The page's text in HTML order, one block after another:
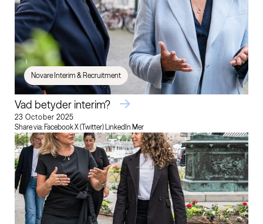
Novare Interim & Recruitment
Vad betyder interim?
23 October 2025
Share via: Facebook X (Twitter) LinkedIn Mer